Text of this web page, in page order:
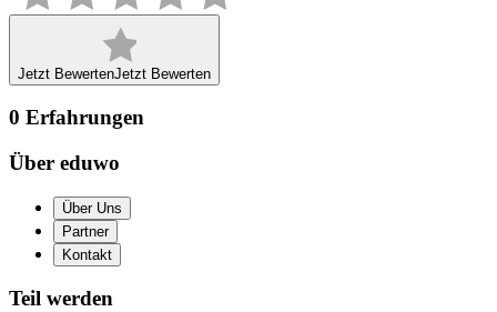
Jetzt BewertenJetzt Bewerten
0 Erfahrungen
Über eduwo
Über Uns
Partner
Kontakt
Teil werden